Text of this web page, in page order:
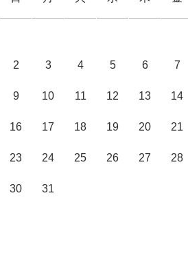
2 3 4 5 6 7
9 10 11 12 13 14
16 17 18 19 20 21
23 24 25 26 27 28
30 31